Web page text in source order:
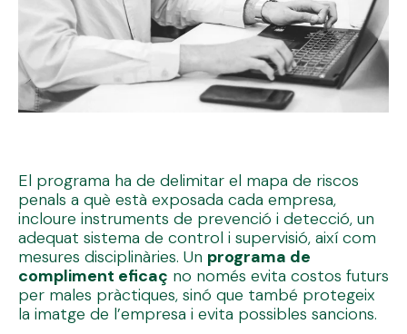
El programa ha de delimitar el mapa de riscos
penals a què està exposada cada empresa,
incloure instruments de prevenció i detecció, un
adequat sistema de control i supervisió, així com
mesures disciplinàries. Un programa de
compliment eficaç no només evita costos futurs
per males pràctiques, sinó que també protegeix
la imatge de l’empresa i evita possibles sancions.